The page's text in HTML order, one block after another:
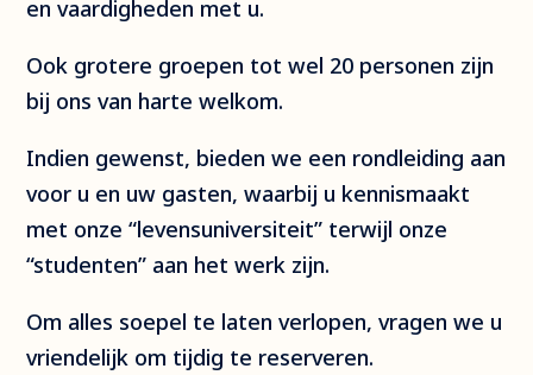
en vaardigheden met u.
Ook grotere groepen tot wel 20 personen zijn
bij ons van harte welkom.
Indien gewenst, bieden we een rondleiding aan
voor u en uw gasten, waarbij u kennismaakt
met onze “levensuniversiteit” terwijl onze
“studenten” aan het werk zijn.
Om alles soepel te laten verlopen, vragen we u
vriendelijk om tijdig te reserveren.